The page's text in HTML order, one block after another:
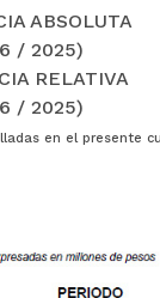
ABSOLUTA
/ 2025)
RELATIVA
/ 2025)
en el presente